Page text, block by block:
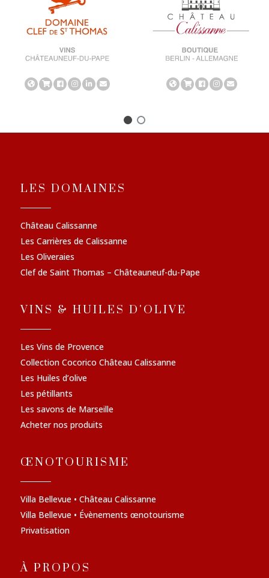
LES DOMAINES
Château Calissanne
Les Carrières de Calissanne
Les Oliveraies
Clef de Saint Thomas – Châteauneuf-du-Pape
VINS & HUILES D'OLIVE
Les Vins de Provence
Collection Cocorico Château Calissanne
Les Huiles d’olive
Les pétillants
Les savons de Marseille
Acheter nos produits
ŒNOTOURISME
Villa Bellevue • Château Calissanne
Villa Bellevue • Évènements œnotourisme
Privatisation
À PROPOS